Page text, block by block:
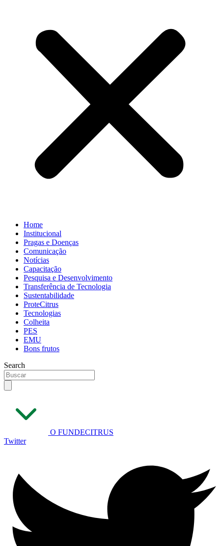
Home
Institucional
Pragas e Doenças
Comunicação
Notícias
Capacitação
Pesquisa e Desenvolvimento
Transferência de Tecnologia
Sustentabilidade
ProteCitrus
Tecnologias
Colheita
PES
EMU
Bons frutos
Search
O FUNDECITRUS
Twitter